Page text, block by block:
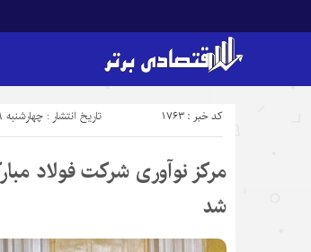
تاریخ انتشار : چهارشنبه ۱۹ بهمن ۱۴۰۱ - ۱۲:۵۴ کد خبر : 1763
مرکز نوآوری شرکت فولاد
شد